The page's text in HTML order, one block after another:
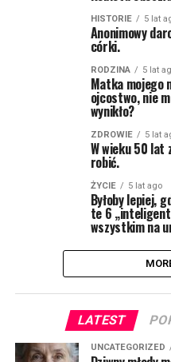
HISTORIE 5 lat
Anonimowy
córki.
RODZINA 5 lat
Matka mojego
ojcostwo, nie
wynikło?
ZDROWIE 5 lat
W wieku 50 lat
robić.
ŻYCIE 5 lat ago
Byłoby lepiej,
te 6
wszystkim na
LATEST
UNCATEGORIZED